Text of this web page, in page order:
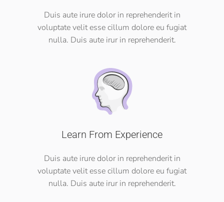
Duis aute irure dolor in reprehenderit in
voluptate velit esse cillum dolore eu fugiat
nulla. Duis aute irur in reprehenderit.
Learn From Experience
Duis aute irure dolor in reprehenderit in
voluptate velit esse cillum dolore eu fugiat
nulla. Duis aute irur in reprehenderit.